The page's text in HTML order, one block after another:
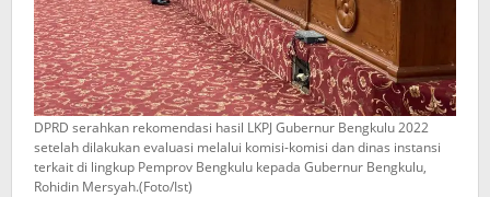
DPRD serahkan rekomendasi hasil LKPJ Gubernur Bengkulu 2022
setelah dilakukan evaluasi melalui komisi-komisi dan dinas instansi
terkait di lingkup Pemprov Bengkulu kepada Gubernur Bengkulu,
Rohidin Mersyah.(Foto/Ist)